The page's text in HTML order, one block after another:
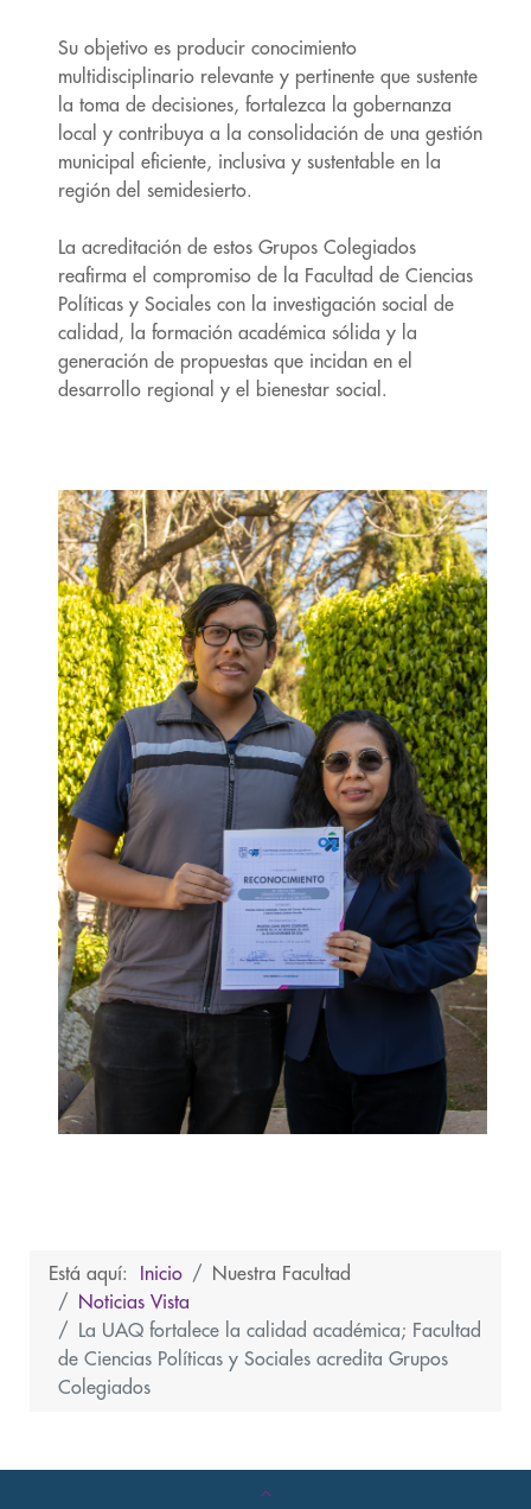
Su objetivo es producir conocimiento
multidisciplinario relevante y pertinente que sustente
la toma de decisiones, fortalezca la gobernanza
local y contribuya a la consolidación de una gestión
municipal eficiente, inclusiva y sustentable en la
región del semidesierto.
La acreditación de estos Grupos Colegiados
reafirma el compromiso de la Facultad de Ciencias
Políticas y Sociales con la investigación social de
calidad, la formación académica sólida y la
generación de propuestas que incidan en el
desarrollo regional y el bienestar social.
Está aquí: Inicio
Nuestra Facultad
Noticias Vista
La UAQ fortalece la calidad académica; Facultad
de Ciencias Políticas y Sociales acredita Grupos
Colegiados